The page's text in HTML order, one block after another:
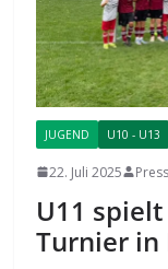
JUGEND U10 - U13
22. Juli 2025
U11
Turnier in